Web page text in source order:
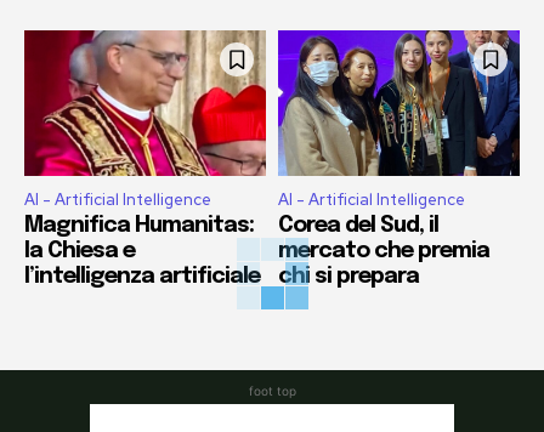
AI - Artificial Intelligence
Magnifica Humanitas:
la Chiesa e
l’intelligenza artificiale
AI - Artificial Intelligence
Corea del Sud, il
mercato che premia
chi si prepara
foot top